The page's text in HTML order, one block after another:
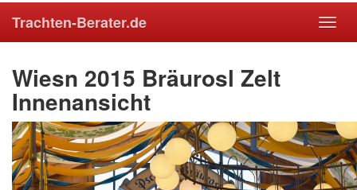
Trachten-Berater.de
Wiesn 2015 Bräurosl Zelt
Innenansicht